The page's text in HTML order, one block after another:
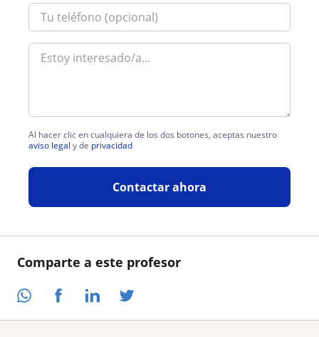
Comparte a este profesor
Al hacer clic en cualquiera de los dos botones, aceptas nuestro
aviso legal y de privacidad
Contactar ahora